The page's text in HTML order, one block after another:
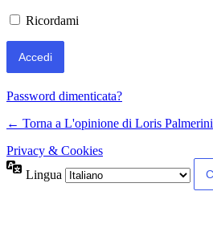
Ricordami
Password dimenticata?
← Torna a L'opinione di Loris Palmerini
Privacy & Cookies
Lingua